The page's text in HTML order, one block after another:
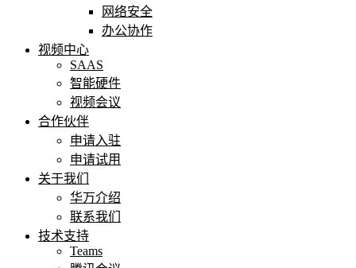
网络安全
办公协作
视频中心
SAAS
智能硬件
视频会议
合作伙伴
申请入驻
申请试用
关于我们
华万介绍
联系我们
技术支持
Teams